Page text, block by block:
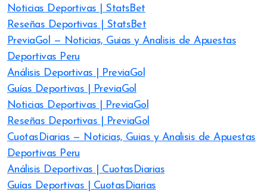
Noticias Deportivas | StatsBet
Reseñas Deportivas | StatsBet
PreviaGol — Noticias, Guias y Analisis de Apuestas
Deportivas Peru
Análisis Deportivas | PreviaGol
Guías Deportivas | PreviaGol
Noticias Deportivas | PreviaGol
Reseñas Deportivas | PreviaGol
CuotasDiarias — Noticias, Guias y Analisis de Apuestas
Deportivas Peru
Análisis Deportivas | CuotasDiarias
Guías Deportivas | CuotasDiarias